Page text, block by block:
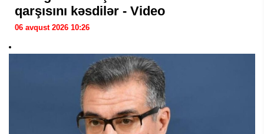
qarşısını kəsdilər - Video
06 avqust 2026 10:26